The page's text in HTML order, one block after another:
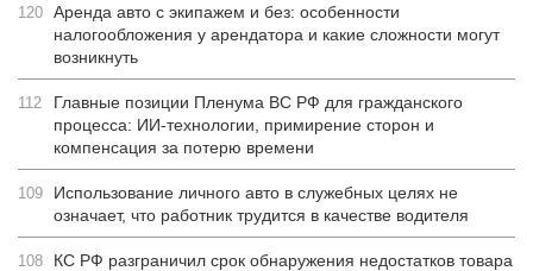
120 Аренда авто с экипажем и без: особенности
налогообложения у арендатора и какие сложности могут
возникнуть
112
Главные позиции Пленума ВС РФ для гражданского
процесса: ИИ-технологии, примирение сторон и
компенсация за потерю времени
109
Использование личного авто в служебных целях не
означает, что работник трудится в качестве водителя
108
КС РФ разграничил срок обнаружения недостатков товара